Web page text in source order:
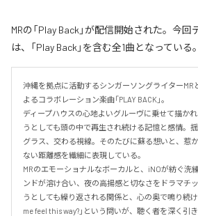
MRの「Play Back」が配信開始された。今
は、「Play Back」を含む全1曲となっている。
沖縄を拠点に活動するシンガーソングライターMR
よるコラボレーション楽曲「PLAY BACK」。
ディープハウスの心地よいグルーヴに乗せて描か
うとしても頭の中で再生され続ける記憶と感情。
グラス、交わる視線。そのたびに蘇る想いと、惹
ない距離感を繊細に表現している。
MRのエモーショナルなボーカルと、iNOが紡ぐ洗
ンドが溶け合い、夜の高揚感と切なさをドラマチ
うとしても繰り返される関係と、心の奥で鳴り続
me feel this way?」という問いが、聴く者を深く引き